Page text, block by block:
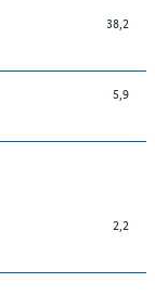
38,2
5,9
2,2